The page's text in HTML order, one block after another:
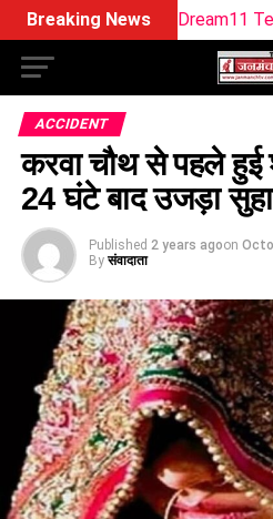
Breaking News
W Dream11 Team Match 24 |
ACCIDENT
करवा चौथ से पहले
24 घंटे बाद उजड़ा
Published 2 years agoon
By संवादाता